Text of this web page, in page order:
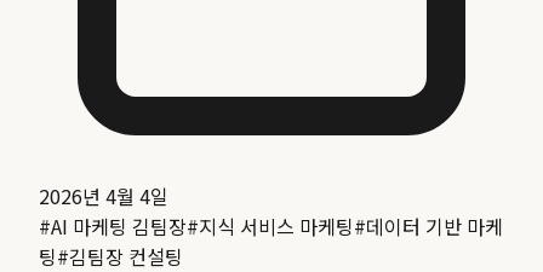
2026년 4월 4일
#AI 마케팅 김팀장#지식 서비스 마케팅#데이터 기반 마케
팅#김팀장 컨설팅